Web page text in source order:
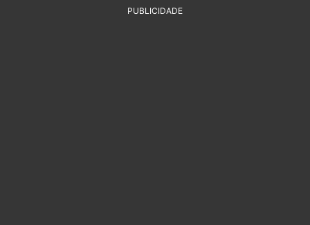
PUBLICIDADE